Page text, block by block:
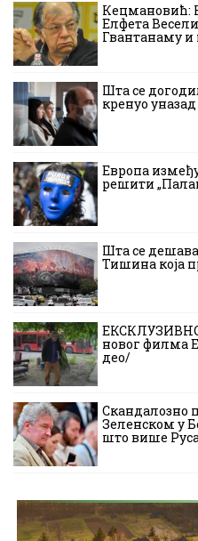
Кецмановић:
Елфета
Гвантанаму и
Шта се
кренуо уназад
Европа
решити
Шта се
Тишина која
новог филма
део/
Скандалозно
Зеленском у
што више